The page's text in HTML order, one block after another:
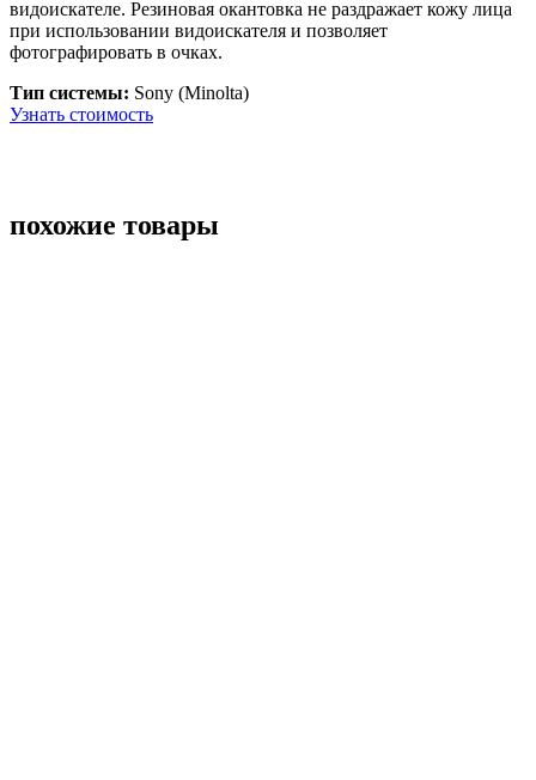
видоискателе. Резиновая окантовка не раздражает кожу лица
при использовании видоискателя и позволяет
фотографировать в очках.
Тип системы: Sony (Minolta)
Узнать стоимость
похожие товары